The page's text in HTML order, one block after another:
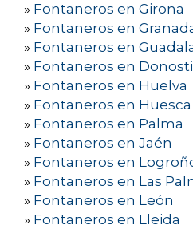
» Fontaneros en Girona
» Fontaneros en
» Fontaneros en
» Fontaneros en
» Fontaneros en Huelva
» Fontaneros en Huesca
» Fontaneros en Palma
» Fontaneros en Jaén
» Fontaneros en
» Fontaneros en Las
» Fontaneros en León
» Fontaneros en Lleida